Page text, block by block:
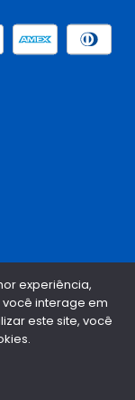
89
Todos os
experiência,
interage em
este site, você